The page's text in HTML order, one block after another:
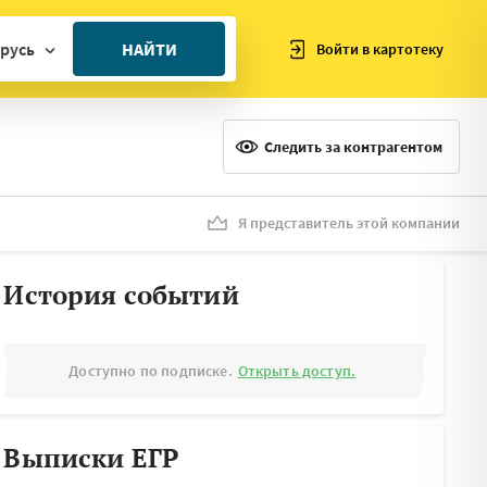
НАЙТИ Войти в картотеку
Следить за контрагентом
Я представитель этой компании
История событий
Доступно по подписке. Открыть доступ.
Выписки ЕГР